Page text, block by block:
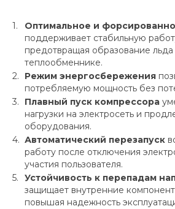
Оптимальное и
поддерживает стабильную
предотвращая образование льда
теплообменнике.
Режим энергосбережения
потребляемую мощность без
Плавный пуск компрессора
нагрузки на электросеть и
оборудования.
Автоматический перезапуск
работу после отключения
участия пользователя.
Устойчивость к перепадам
защищает внутренние
повышая надежность